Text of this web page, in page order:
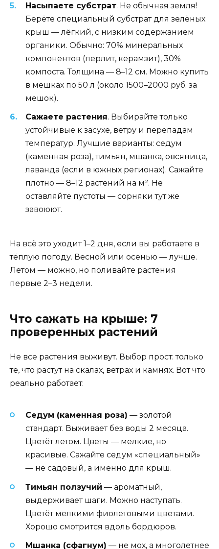
Насыпаете субстрат. Не обычная земля!
Берёте специальный субстрат для зелёных
крыш — лёгкий, с низким содержанием
органики. Обычно: 70% минеральных
компонентов (перлит, керамзит), 30%
компоста. Толщина — 8–12 см. Можно купить
в мешках по 50 л (около 1500–2000 руб. за
мешок).
Сажаете растения. Выбирайте только
устойчивые к засухе, ветру и перепадам
температур. Лучшие варианты: седум
(каменная роза), тимьян, мшанка, овсяница,
лаванда (если в южных регионах). Сажайте
плотно — 8–12 растений на м². Не
оставляйте пустоты — сорняки тут же
завоюют.
На всё это уходит 1–2 дня, если вы работаете в
тёплую погоду. Весной или осенью — лучше.
Летом — можно, но поливайте растения
первые 2–3 недели.
Что сажать на крыше: 7
проверенных растений
Не все растения выживут. Выбор прост: только
те, что растут на скалах, ветрах и камнях. Вот что
реально работает:
Седум (каменная роза) — золотой
стандарт. Выживает без воды 2 месяца.
Цветёт летом. Цветы — мелкие, но
красивые. Сажайте седум «специальный»
— не садовый, а именно для крыш.
Тимьян ползучий — ароматный,
выдерживает шаги. Можно наступать.
Цветёт мелкими фиолетовыми цветами.
Хорошо смотрится вдоль бордюров.
Мшанка (сфагнум) — не мох, а многолетнее